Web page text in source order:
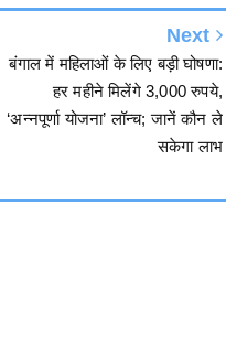
हर महीने मिलेंगे 3,000 रुपये,
‘अन्नपूर्णा योजना’ लॉन्च; जानें कौन ले
सकेगा लाभ